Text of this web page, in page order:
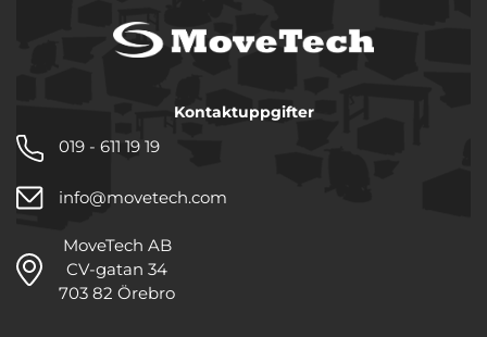
Kontaktuppgifter
019 - 611 19 19
info@movetech.com
MoveTech AB
CV-gatan 34
703 82 Örebro